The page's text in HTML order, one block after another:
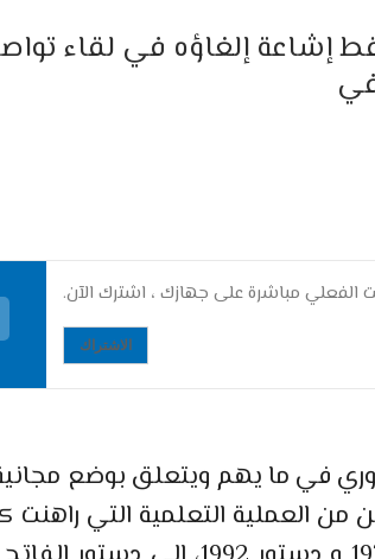
إشاعة إلغاؤه في لقاء
الفعلي مباشرة على جهازك ، اشترك الآن.
الاشتراك
في ما يهم ويتعلق بوضع
من العملية التعلمية التي راهنت